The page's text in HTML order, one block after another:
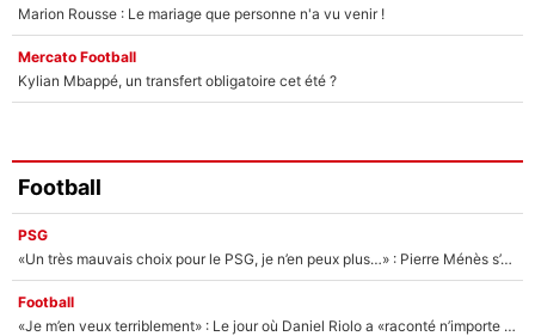
Marion Rousse : Le mariage que personne n'a vu venir !
Mercato Football
Kylian Mbappé, un transfert obligatoire cet été ?
Football
PSG
«Un très mauvais choix pour le PSG, je n’en peux plus…» : Pierre Ménès s’est complètement trompé avec Luis Enrique et ces déclarations le prouvent !
Football
«Je m’en veux terriblement» : Le jour où Daniel Riolo a «raconté n’importe quoi» dans l'After Foot !